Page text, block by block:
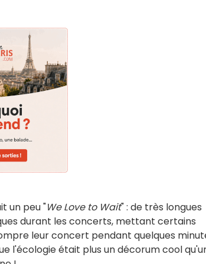
un peu "We Love to Wait" : de très longues
durant les concerts, mettant certains
leur concert pendant quelques
l'écologie était plus un décorum cool